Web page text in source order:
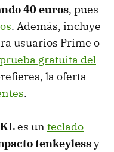
40 euros, pues
. Además, incluye
usuarios Prime o
prueba gratuita del
la oferta
.
es un teclado
tenkeylessy